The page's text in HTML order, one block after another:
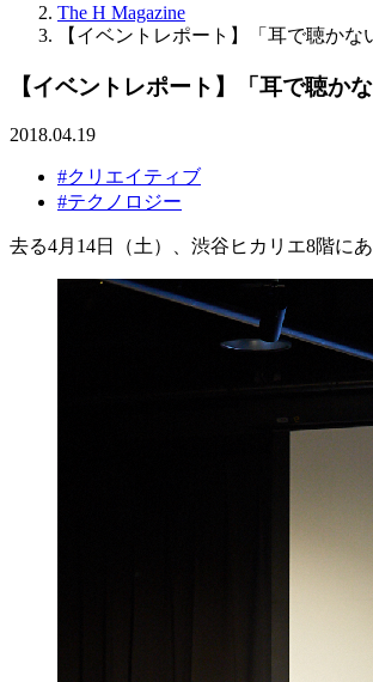
The H Magazine
【イベントレポート】「耳で聴か
【イベントレポート】「耳で聴か
2018.04.19
#クリエイティブ
#テクノロジー
去る4月14日（土）、渋谷ヒカリエ8階に